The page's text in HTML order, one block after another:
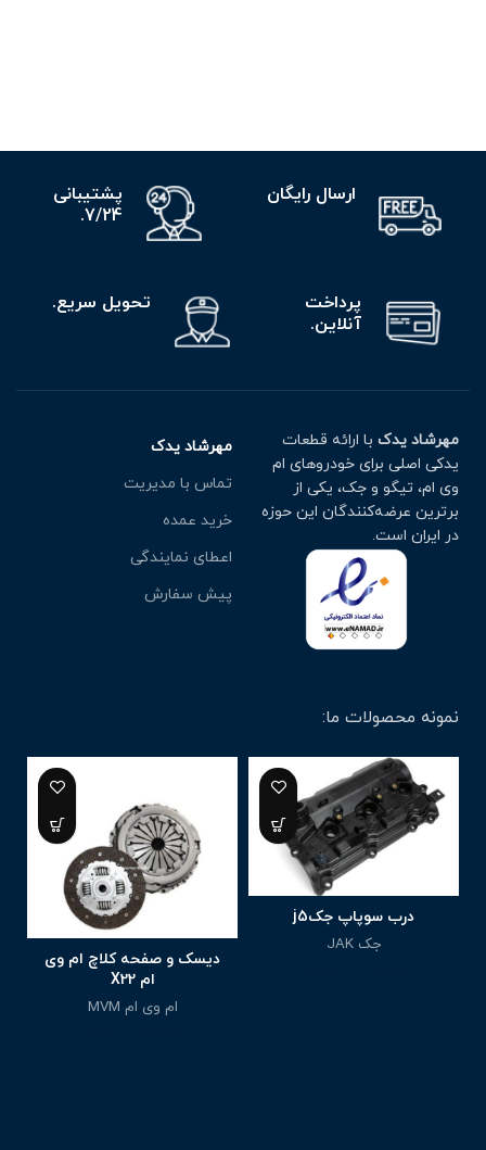
ارسال رایگان
پشتیبانی
7/24.
پرداخت
آنلاین.
تحویل سریع.
مهرشاد یدک با ارائه قطعات
یدکی اصلی برای خودروهای ام
وی ام، تیگو و جک، یکی از
برترین عرضه‌کنندگان این حوزه
در ایران است.
مهرشاد یدک
تماس با مدیریت
خرید عمده
اعطای نمایندگی
پیش سفارش
نمونه محصولات ما:
درب سوپاپ جکj5
جک JAK
دیسک و صفحه کلاچ ام وی
ام X22
ام وی ام MVM